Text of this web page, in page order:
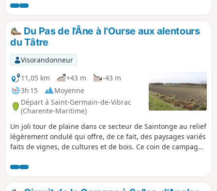
patrimoine bâti traditionnel.
Du Pas de l'Âne à l'Ourse aux alentours
du Tâtre
Visorandonneur
11,05 km
+43 m
-43 m
3h 15
Moyenne
Départ à Saint-Germain-de-Vibrac
(Charente-Maritime)
Un joli tour de plaine dans ce secteur de Saintonge au relief
légèrement ondulé qui offre, de ce fait, des paysages variés
faits de vignes, de cultures et de bois. Ce coin de campagne
parcours permet de voir de beaux exemples du patrimoine
bâti charentais.